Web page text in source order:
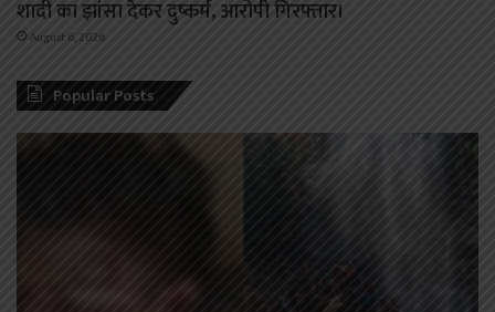
शादी का झांसा देकर दुष्कर्म, आरोपी गिरफ्तार।
August 6, 2026
Popular Posts